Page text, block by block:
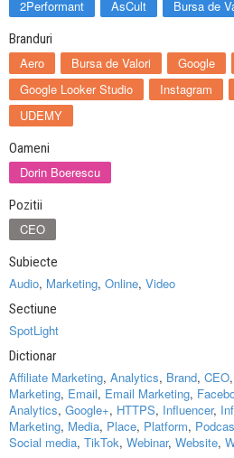
2Performant AsCult Bursa de
Branduri
Aero Bursa de Valori Google
Google Looker Studio
Instagram
UDEMY
Oameni
Dorin Boerescu
Pozitii
CEO
Subiecte
Audio, Marketing, Online, Video
Sectiune
SpotLight
Dictionar
Affiliate Marketing, Analytics, Brand, CEO,
Marketing, Email, Email Marketing,
Analytics, Google+, HTTPS, Influencer,
Marketing, Media, Place, Platform,
Social media, TikTok, Webinar, Website,